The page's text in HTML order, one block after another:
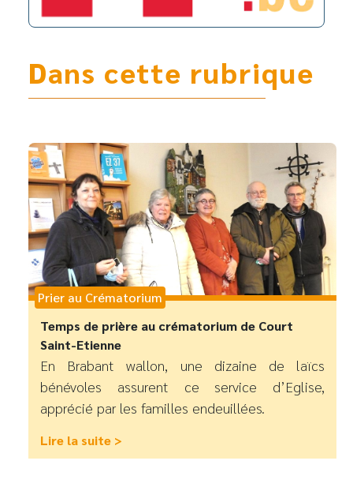
Dans cette rubrique
Prier au Crématorium
Temps de prière au crématorium de Court
Saint-Etienne
En Brabant wallon, une dizaine de laïcs
bénévoles assurent ce service d’Eglise,
apprécié par les familles endeuillées.
Lire la suite >